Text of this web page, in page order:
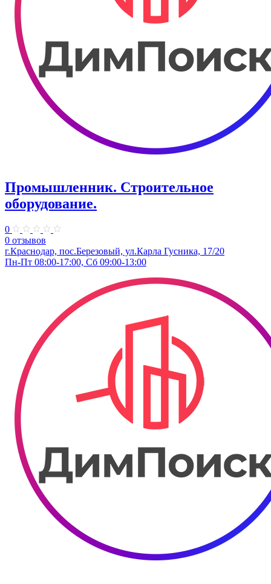
Промышленник. Строительное
оборудование.
0
0 отзывов
г.Краснодар, пос.Березовый, ул.Карла Гусника, 17/20
Пн-Пт 08:00-17:00, Сб 09:00-13:00